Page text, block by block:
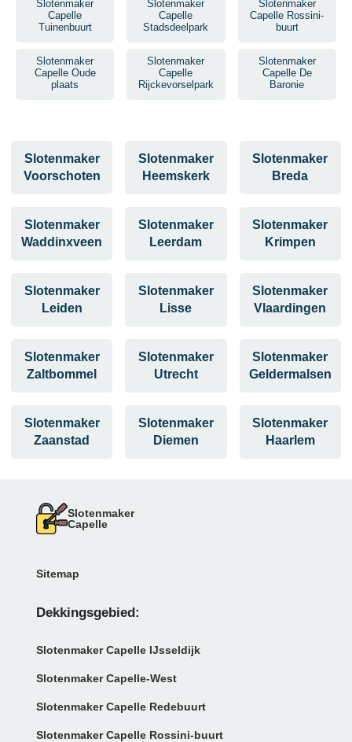
Slotenmaker
Capelle
Tuinenbuurt
Slotenmaker
Capelle
Stadsdeelpark
Slotenmaker
Capelle Rossini-
buurt
Slotenmaker
Capelle Oude
plaats
Slotenmaker
Capelle
Rijckevorselpark
Slotenmaker
Capelle De
Baronie
Slotenmaker
Voorschoten
Slotenmaker
Heemskerk
Slotenmaker
Breda
Slotenmaker
Waddinxveen
Slotenmaker
Leerdam
Slotenmaker
Krimpen
Slotenmaker
Leiden
Slotenmaker
Lisse
Slotenmaker
Vlaardingen
Slotenmaker
Zaltbommel
Slotenmaker
Utrecht
Slotenmaker
Geldermalsen
Slotenmaker
Zaanstad
Slotenmaker
Diemen
Slotenmaker
Haarlem
Slotenmaker
Capelle
Sitemap
Dekkingsgebied:
Slotenmaker Capelle IJsseldijk
Slotenmaker Capelle-West
Slotenmaker Capelle Redebuurt
Slotenmaker Capelle Rossini-buurt